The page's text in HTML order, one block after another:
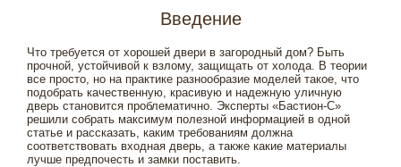
Введение
Что требуется от хорошей двери в загородный дом? Быть
прочной, устойчивой к взлому, защищать от холода. В теории
все просто, но на практике разнообразие моделей такое, что
подобрать качественную, красивую и надежную уличную
дверь становится проблематично. Эксперты «Бастион-С»
решили собрать максимум полезной информацией в одной
статье и рассказать, каким требованиям должна
соответствовать входная дверь, а также какие материалы
лучше предпочесть и замки поставить.